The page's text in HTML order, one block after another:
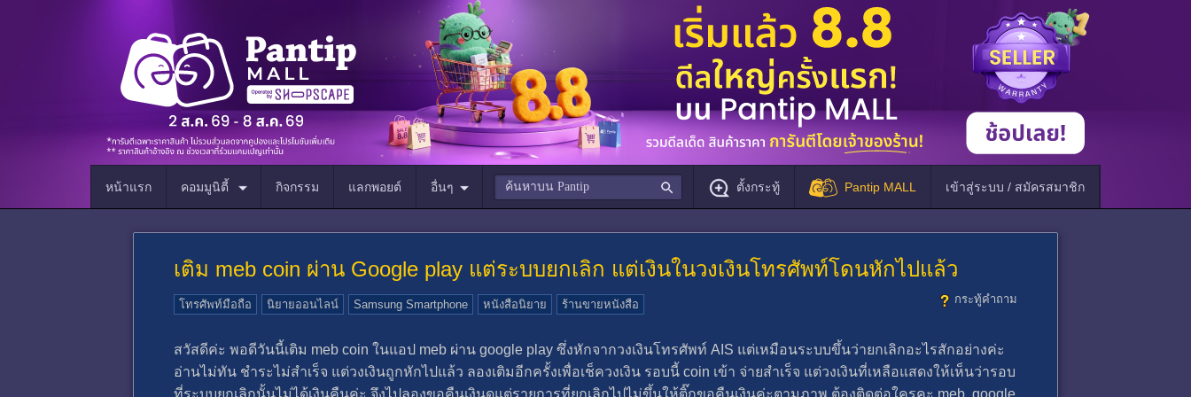
หน้าแรก คอมมูนิตี้ กิจกรรม แลกพอยต์ อื่นๆ ตั้งกระทู้ Pantip MALL เข้าสู่ระบบ / สมัครสมาชิก
เติม meb coin ผ่าน Google play แต่ระบบยกเลิก แต่เงินในวงเงินโทรศัพท์โดนหักไปแล้ว
กระทู้คำถาม
โทรศัพท์มือถือ นิยายออนไลน์ Samsung Smartphone หนังสือนิยาย ร้านขายหนังสือ
สวัสดีค่ะ พอดีวันนี้เติม meb coin ในแอป meb ผ่าน google play ซึ่งหักจากวงเงินโทรศัพท์ AIS แต่เหมือนระบบขึ้นว่ายกเลิกอะไรสักอย่างค่ะ
อ่านไม่ทัน ชำระไม่สำเร็จ แต่วงเงินถูกหักไปแล้ว ลองเติมอีกครั้งเพื่อเช็ควงเงิน รอบนี้ coin เข้า จ่ายสำเร็จ แต่วงเงินที่เหลือแสดงให้เห็นว่ารอบ
ที่ระบบยกเลิกนั้นไม่ได้เงินคืนค่ะ จึงไปลองขอคืนเงินดูแต่รายการที่ยกเลิกไปไม่ขึ้นให้ติ๊กขอคืนเงินค่ะตามภาพ ต้องติดต่อใครคะ meb, google